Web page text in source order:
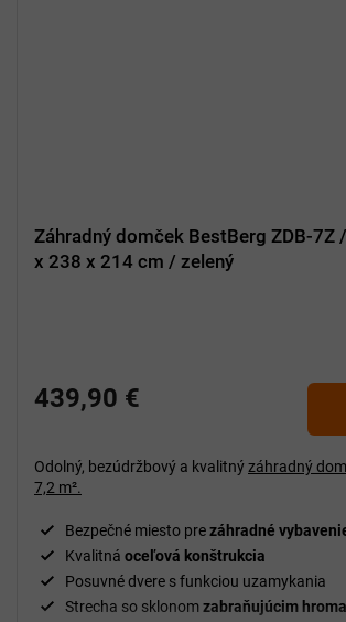
Záhradný domček BestBerg ZDB-7Z
x 238 x 214 cm / zelený
439,90 €
Odolný, bezúdržbový a kvalitnýzáhradný
7,2 m².
Bezpečné miesto prezáhradné
Kvalitná oceľová konštrukcia
Posuvné dvere s funkciou uzamykania
Strecha so sklonomzabraňujúcim